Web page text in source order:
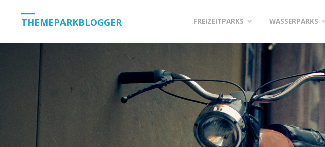
THEMEPARKBLOGGER
content
FREIZEITPARKS WASSERPARKS